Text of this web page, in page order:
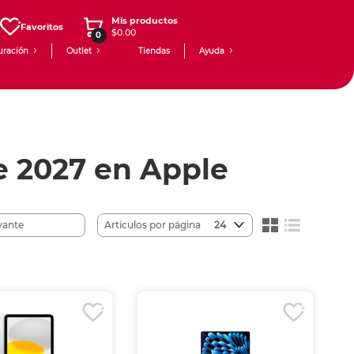
Favoritos
0
Mis productos
$0.00
Outlet Tiendas Ayuda
2027 en Apple
Artículos por página 24